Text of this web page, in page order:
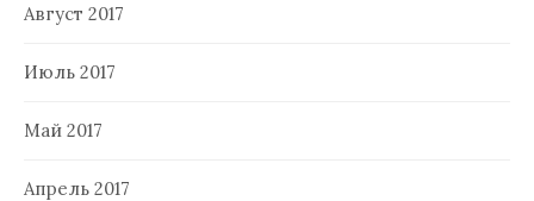
Август 2017
Июль 2017
Май 2017
Апрель 2017